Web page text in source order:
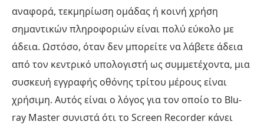
αναφορά, τεκμηρίωση ομάδας ή κοινή χρήση
σημαντικών πληροφοριών είναι πολύ εύκολο με
άδεια. Ωστόσο, όταν δεν μπορείτε να λάβετε άδεια
από τον κεντρικό υπολογιστή ως συμμετέχοντα, μια
συσκευή εγγραφής οθόνης τρίτου μέρους είναι
χρήσιμη. Αυτός είναι ο λόγος για τον οποίο το Blu-
ray Master συνιστά ότι το Screen Recorder κάνει